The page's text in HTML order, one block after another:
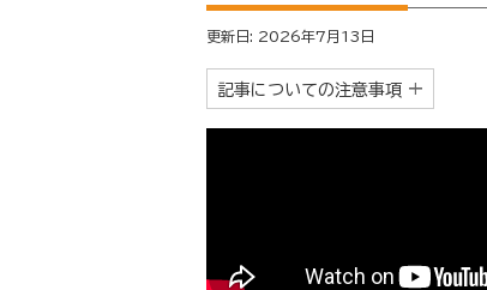
更新日: 2026年7月13日
記事についての注意事項